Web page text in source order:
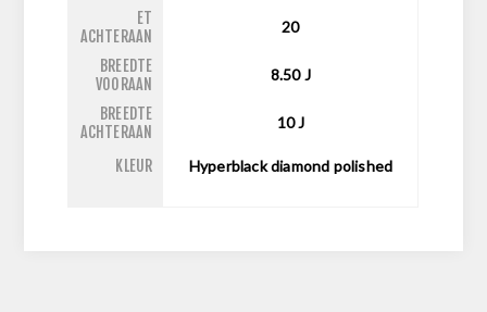
ET
ACHTERAAN
20
BREEDTE
VOORAAN
8.50J
BREEDTE
ACHTERAAN
10J
KLEUR Hyperblack diamond polished